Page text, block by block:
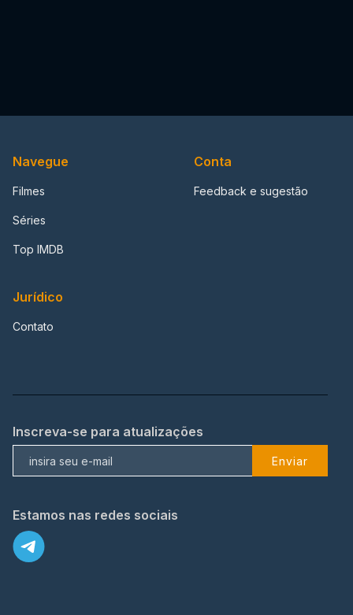
Navegue
Filmes
Séries
Top IMDB
Conta
Feedback e sugestão
Jurídico
Contato
Inscreva-se para atualizações
Enviar
Estamos nas redes sociais